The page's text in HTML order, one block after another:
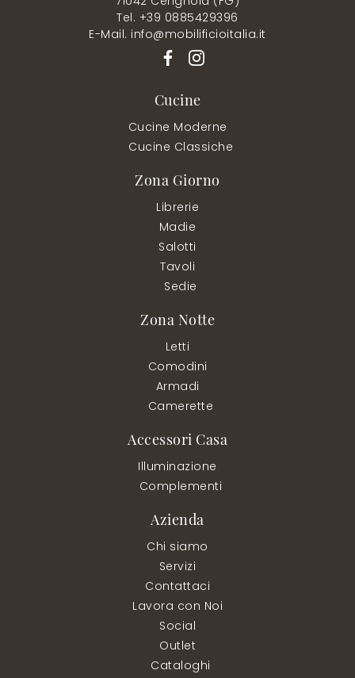
Tel. +39 0885429396
E-Mail. info@mobilificioitalia.it
Cucine
Cucine Moderne
Cucine Classiche
Zona Giorno
Librerie
Madie
Salotti
Tavoli
Sedie
Zona Notte
Letti
Comodini
Armadi
Camerette
Accessori Casa
Illuminazione
Complementi
Azienda
Chi siamo
Servizi
Contattaci
Lavora con Noi
Social
Outlet
Cataloghi